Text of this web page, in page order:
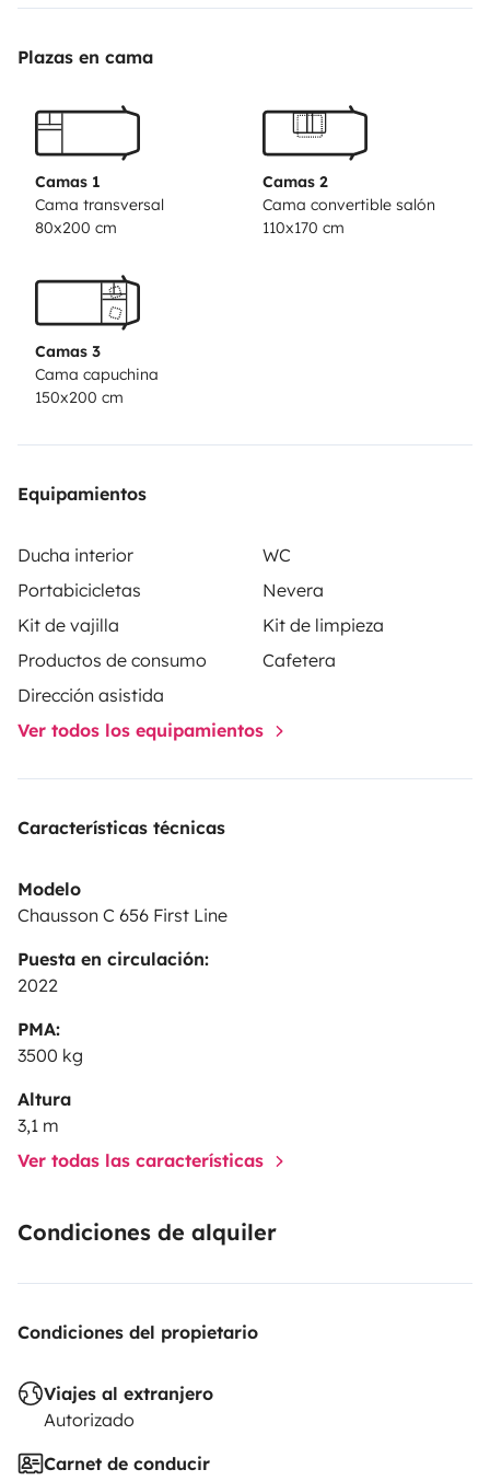
Nespresso (vertuo)
Plazas en cama
Camas 1
Cama transversal
80x200 cm
Camas 2
Cama convertible salón
110x170 cm
Camas 3
Cama capuchina
150x200 cm
Equipamientos
Ducha interior
WC
Portabicicletas
Nevera
Kit de vajilla
Kit de limpieza
Productos de consumo
Cafetera
Dirección asistida
Ver todos los equipamientos
Características técnicas
Modelo
Chausson C 656 First Line
Puesta en circulación:
2022
PMA:
3500 kg
Altura
3,1 m
Ver todas las características
Condiciones de alquiler
Condiciones del propietario
Viajes al extranjero
Autorizado
Carnet de conducir